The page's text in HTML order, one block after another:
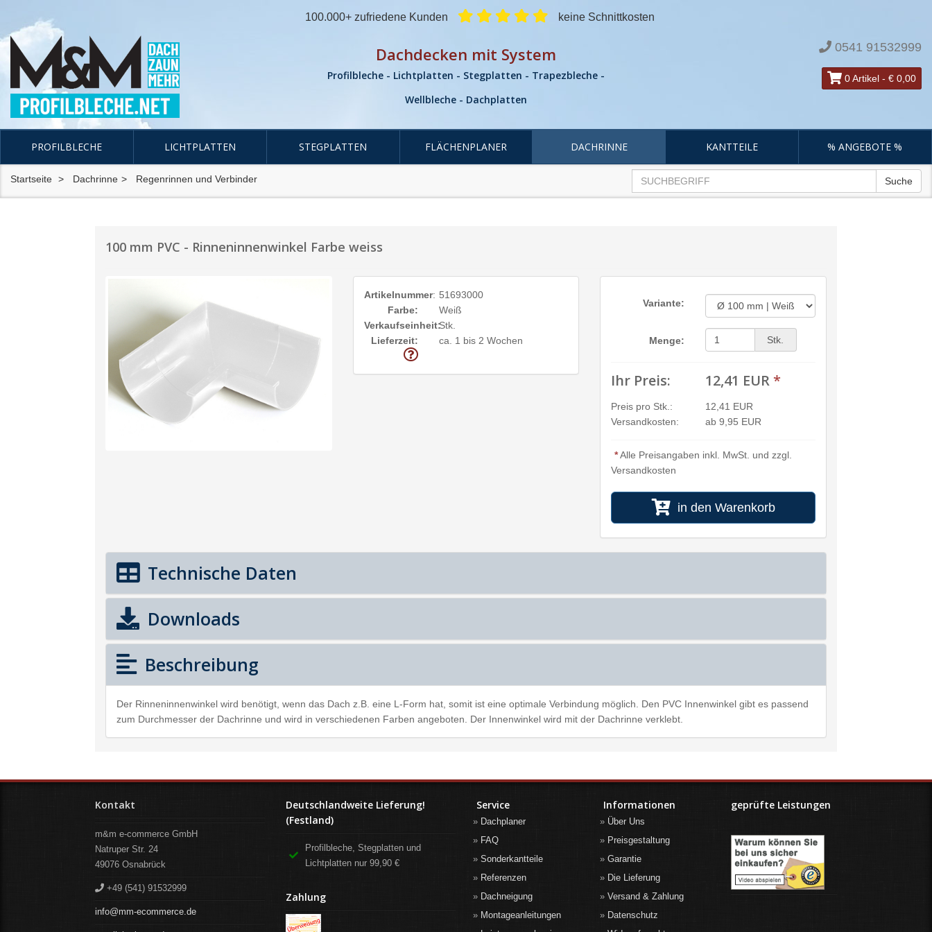
100.000+ zufriedene Kunden keine Schnittkosten
Dachdecken mit System
Profilbleche - Lichtplatten - Stegplatten - Trapezbleche -
Wellbleche - Dachplatten
0541 91532999
0 Artikel - € 0,00
PROFILBLECHE LICHTPLATTEN STEGPLATTEN FLÄCHENPLANER DACHRINNE KANTTEILE % ANGEBOTE %
Startseite Dachrinne Regenrinnen und Verbinder Suche
100 mm PVC - Rinneninnenwinkel Farbe weiss
Artikelnummer: 51693000
Farbe:
Weiß
Verkaufseinheit:Stk.
Lieferzeit:
ca. 1 bis 2 Wochen
Variante:
Menge: Stk.
Ihr Preis: 12,41 EUR *
Preis pro Stk.:
12,41 EUR
Versandkosten:
ab 9,95 EUR
*Alle Preisangaben inkl. MwSt. und zzgl.
Versandkosten
in den Warenkorb
Technische Daten
Downloads
Beschreibung
Der Rinneninnenwinkel wird benötigt, wenn das Dach z.B. eine L-Form hat, somit ist eine optimale Verbindung möglich. Den PVC Innenwinkel gibt es passend
zum Durchmesser der Dachrinne und wird in verschiedenen Farben angeboten. Der Innenwinkel wird mit der Dachrinne verklebt.
Kontakt
m&m e-commerce GmbH
Natruper Str. 24
49076 Osnabrück
+49 (541) 91532999
info@mm-ecommerce.de
Deutschlandweite Lieferung!
(Festland)
Profilbleche, Stegplatten und
Lichtplatten nur 99,90 €
Zahlung
Service
Dachplaner
FAQ
Sonderkantteile
Referenzen
Dachneigung
Montageanleitungen
Informationen
Über Uns
Preisgestaltung
Garantie
Die Lieferung
Versand & Zahlung
Datenschutz
geprüfte Leistungen